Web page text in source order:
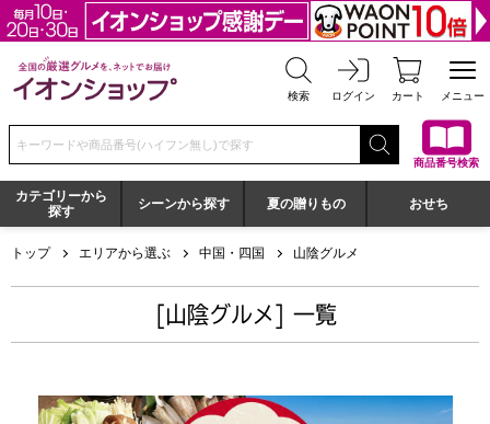
全国の厳選グルメを、ネットでお届け イオンショップ
検索 ログイン カート メニュー
検索キーワードまたは商品番号を入力してください
商品番号検索
カテゴリーから
探す
シーンから探す 夏の贈りもの おせち
トップ エリアから選ぶ 中国・四国 山陰グルメ
[山陰グルメ] 一覧